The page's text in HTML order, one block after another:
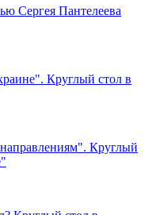
Сергея Пантелеева
Круглый стол в
Круглый